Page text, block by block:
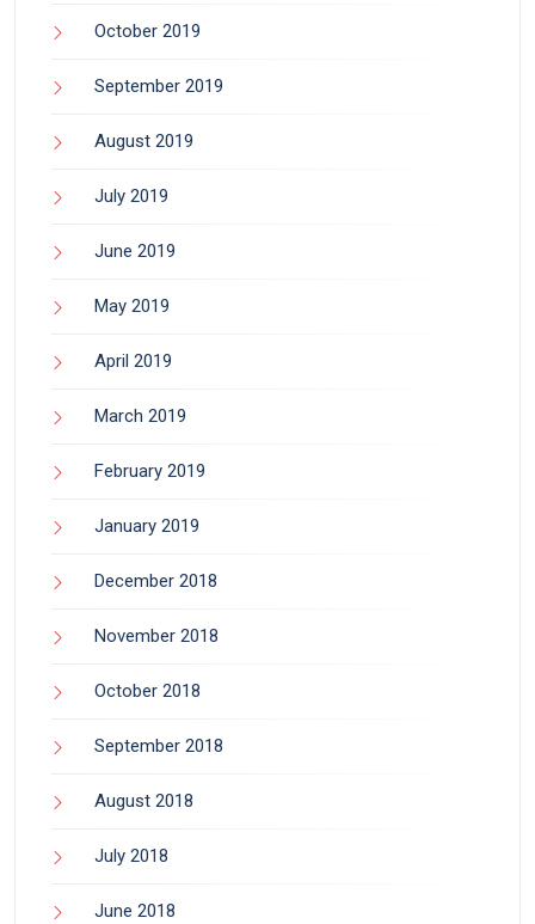
October 2019
September 2019
August 2019
July 2019
June 2019
May 2019
April 2019
March 2019
February 2019
January 2019
December 2018
November 2018
October 2018
September 2018
August 2018
July 2018
June 2018